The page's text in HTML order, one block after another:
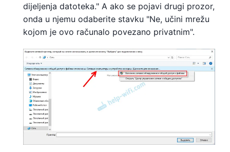
dijeljenja datoteka." A ako se pojavi drugi prozor,
onda u njemu odaberite stavku "Ne, učini mrežu
kojom je ovo računalo povezano privatnim".